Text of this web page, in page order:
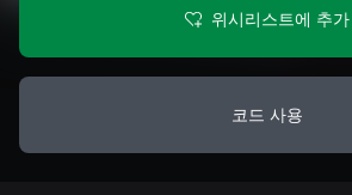
위시리스트에 추가
코드 사용